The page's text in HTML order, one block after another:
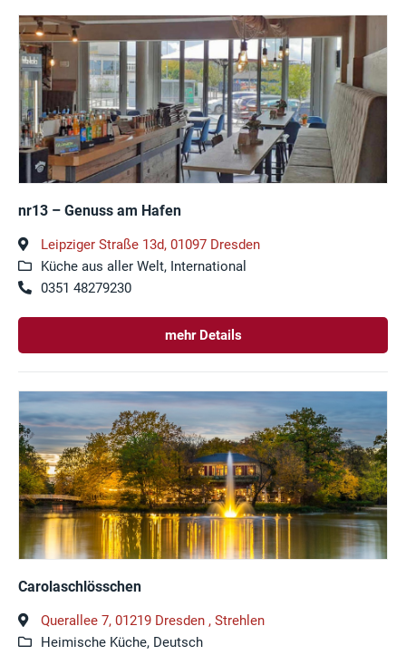
nr13 – Genuss am Hafen
Leipziger Straße 13d, 01097 Dresden
Küche aus aller Welt, International
0351 48279230
mehr Details
Carolaschlösschen
Querallee 7, 01219 Dresden , Strehlen
Heimische Küche, Deutsch